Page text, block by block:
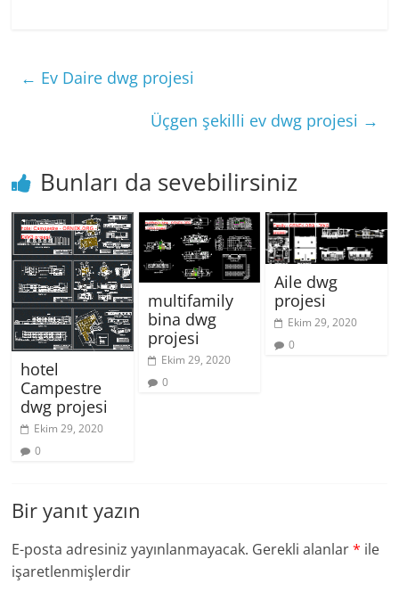
← Ev Daire dwg projesi
Üçgen şekilli ev dwg projesi →
Bunları da sevebilirsiniz
hotel
Campestre
dwg projesi
Ekim 29, 2020
0
multifamily
bina dwg
projesi
Ekim 29, 2020
0
Aile dwg
projesi
Ekim 29, 2020
0
Bir yanıt yazın
E-posta adresiniz yayınlanmayacak. Gerekli alanlar* ile
işaretlenmişlerdir